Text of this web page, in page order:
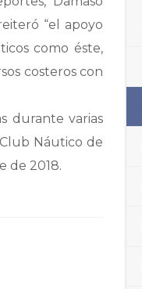
“el apoyo
como éste,
costeros con
durante varias
Náutico de
de 2018.